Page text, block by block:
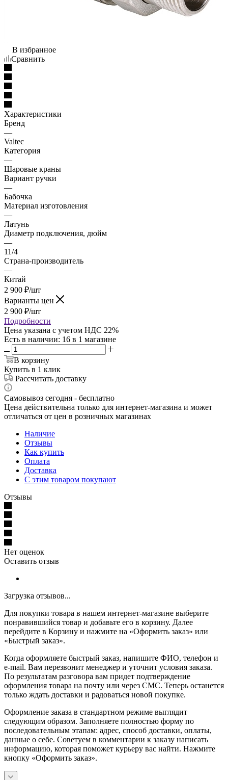
В избранное
Сравнить
Характеристики
Бренд
—
Valtec
Категория
—
Шаровые краны
Вариант ручки
—
Бабочка
Материал изготовления
—
Латунь
Диаметр подключения, дюйм
—
11/4
Страна-производитель
—
Китай
2 900 ₽/шт
Варианты цен
2 900 ₽/шт
Подробности
Цена указана с учетом НДС 22%
Есть в наличии: 16 в 1 магазине
В корзину
Купить в 1 клик
Рассчитать доставку
Самовывоз сегодня - бесплатно
Цена действительна только для интернет-магазина и может
отличаться от цен в розничных магазинах
Наличие
Отзывы
Как купить
Оплата
Доставка
С этим товаром покупают
Отзывы
Нет оценок
Оставить отзыв
Загрузка отзывов...
Для покупки товара в нашем интернет-магазине выберите
понравившийся товар и добавьте его в корзину. Далее
перейдите в Корзину и нажмите на «Оформить заказ» или
«Быстрый заказ».
Когда оформляете быстрый заказ, напишите ФИО, телефон и
e-mail. Вам перезвонит менеджер и уточнит условия заказа.
По результатам разговора вам придет подтверждение
оформления товара на почту или через СМС. Теперь останется
только ждать доставки и радоваться новой покупке.
Оформление заказа в стандартном режиме выглядит
следующим образом. Заполняете полностью форму по
последовательным этапам: адрес, способ доставки, оплаты,
данные о себе. Советуем в комментарии к заказу написать
информацию, которая поможет курьеру вас найти. Нажмите
кнопку «Оформить заказ».